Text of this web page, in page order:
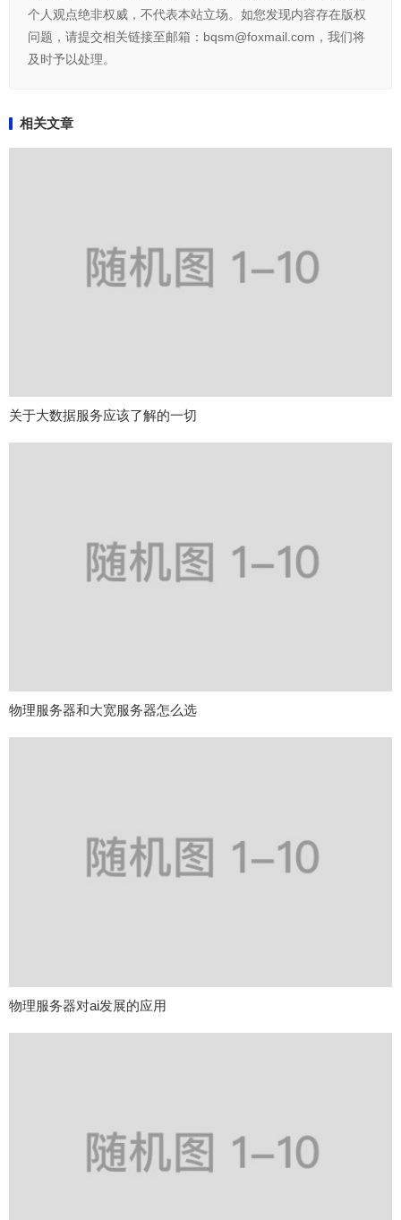
个人观点绝非权威，不代表本站立场。如您发现内容存在版权
问题，请提交相关链接至邮箱：bqsm@foxmail.com，我们将
及时予以处理。
相关文章
关于大数据服务应该了解的一切
物理服务器和大宽服务器怎么选
物理服务器对ai发展的应用